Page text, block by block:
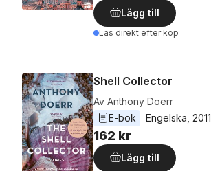
Lägg till
Läs direkt efter köp
Shell Collector
Av Anthony Doerr
E-bok
Engelska 2011
162 kr
Lägg till